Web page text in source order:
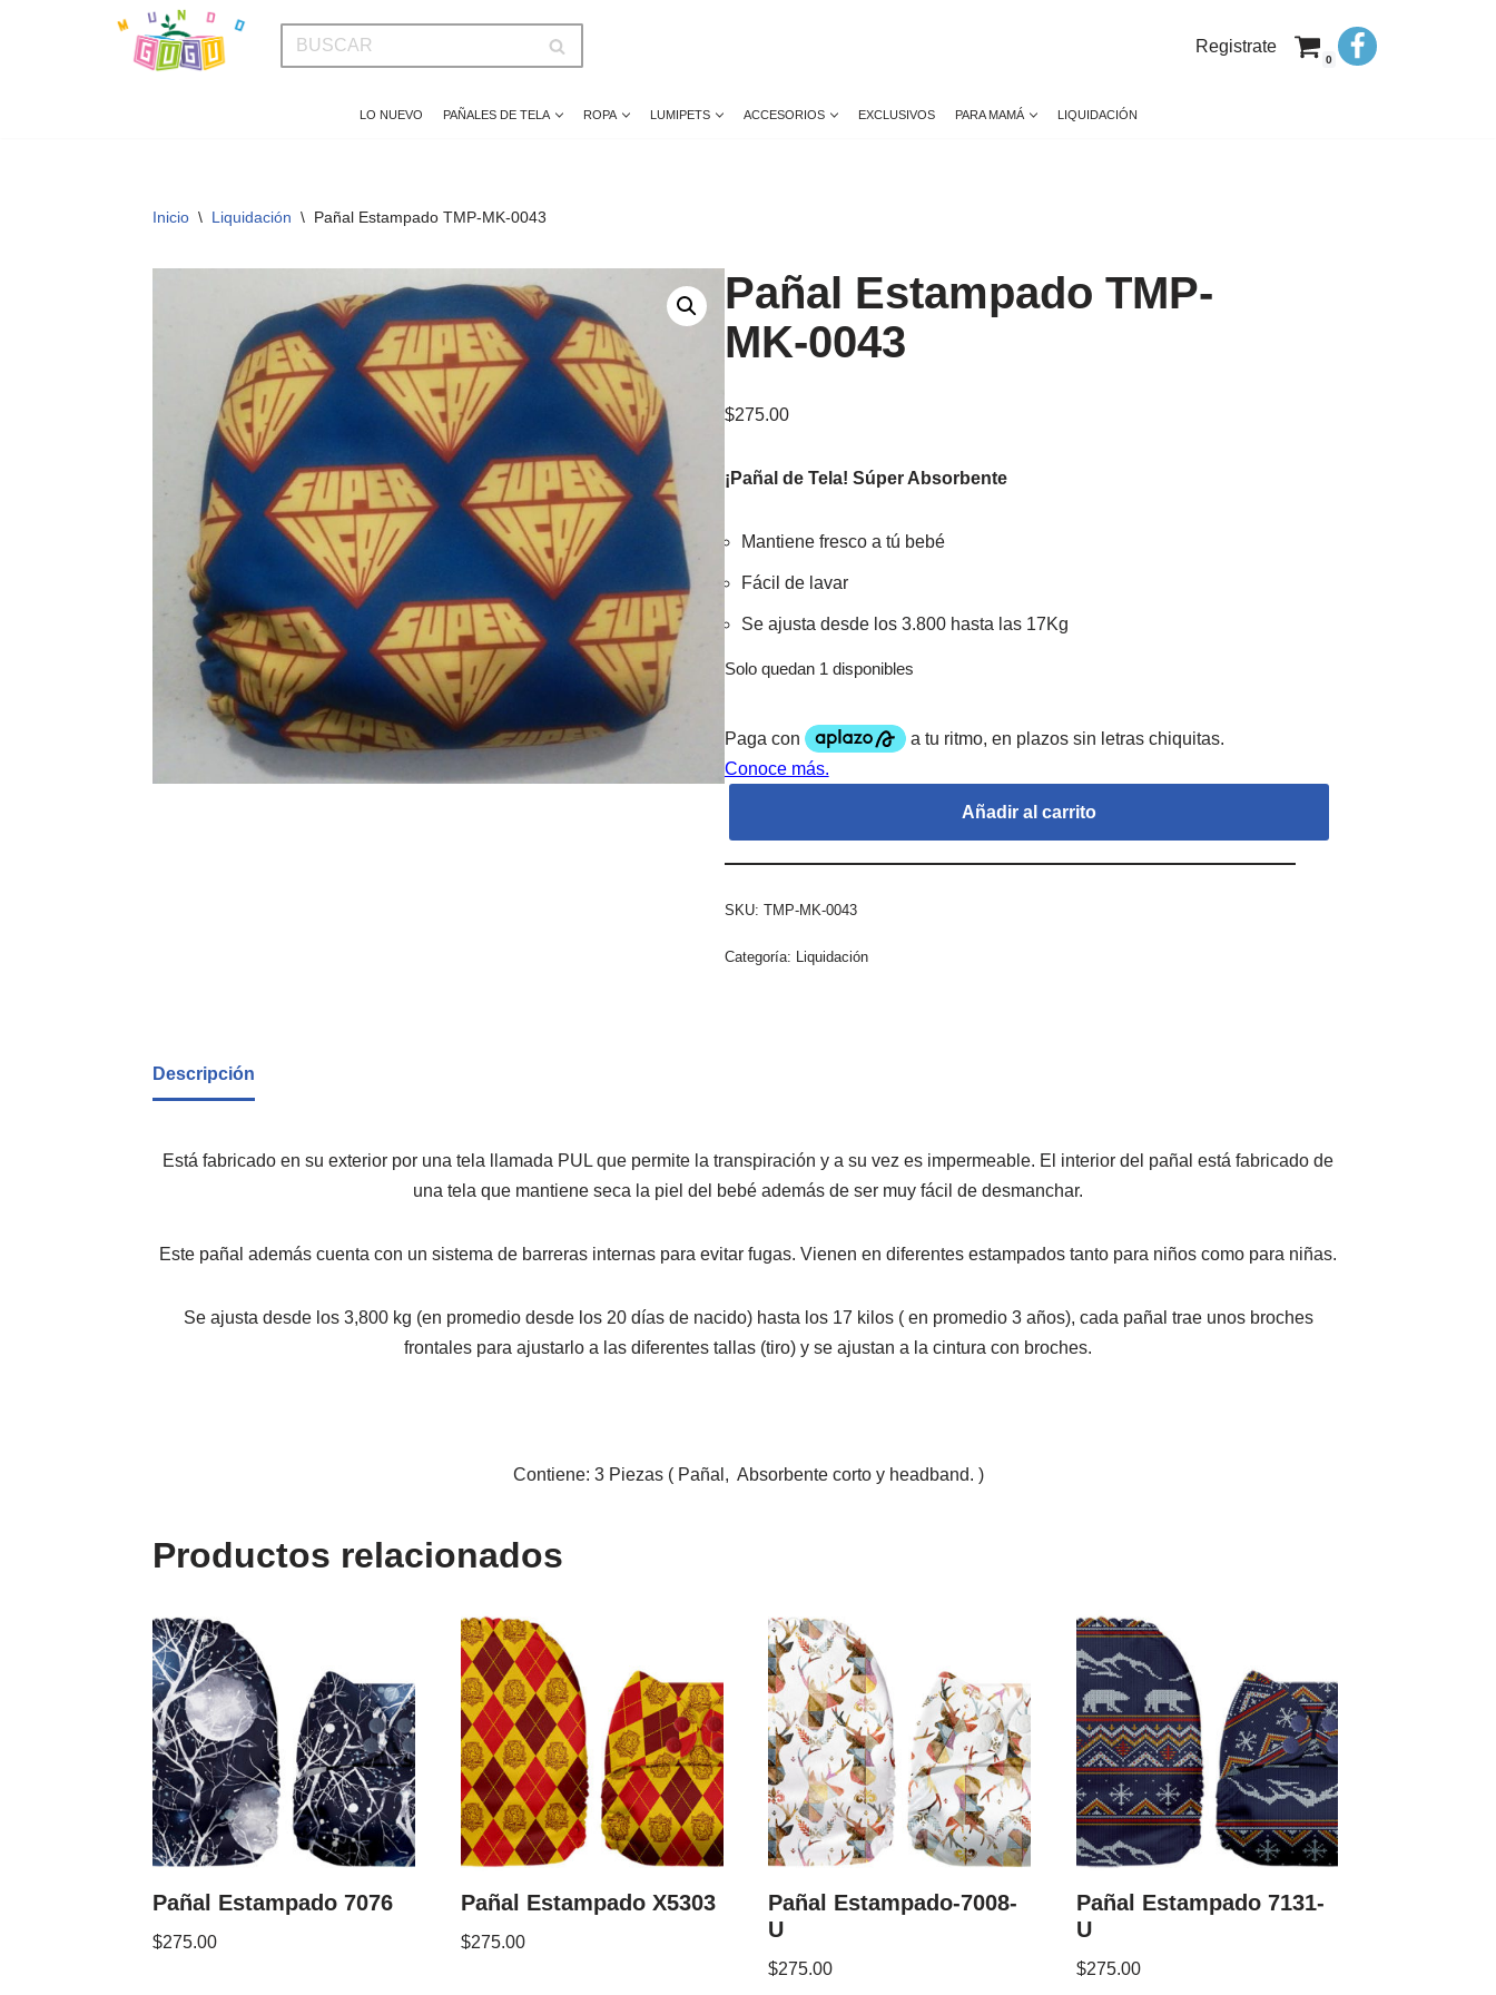
Registrate
0
LO NUEVO PAÑALES DE TELA ROPA LUMIPETS ACCESORIOS EXCLUSIVOS PARA MAMÁ LIQUIDACIÓN
Inicio \ Liquidación \ Pañal Estampado TMP-MK-0043
Pañal Estampado TMP-
MK-0043
$275.00
¡Pañal de Tela! Súper Absorbente
Mantiene fresco a tú bebé
Fácil de lavar
Se ajusta desde los 3.800 hasta las 17Kg
Solo quedan 1 disponibles
Añadir al carrito
SKU: TMP-MK-0043
Categoría: Liquidación
Descripción
Está fabricado en su exterior por una tela llamada PUL que permite la transpiración y a su vez es impermeable. El interior del pañal está fabricado de
una tela que mantiene seca la piel del bebé además de ser muy fácil de desmanchar.
Este pañal además cuenta con un sistema de barreras internas para evitar fugas. Vienen en diferentes estampados tanto para niños como para niñas.
Se ajusta desde los 3,800 kg (en promedio desde los 20 días de nacido) hasta los 17 kilos ( en promedio 3 años), cada pañal trae unos broches
frontales para ajustarlo a las diferentes tallas (tiro) y se ajustan a la cintura con broches.
Contiene: 3 Piezas ( Pañal, Absorbente corto y headband. )
Productos relacionados
Pañal Estampado 7076
$275.00
Pañal Estampado X5303
$275.00
Pañal Estampado-7008-
U
$275.00
Pañal Estampado 7131-
U
$275.00